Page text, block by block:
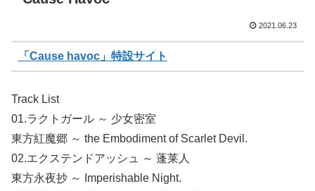
2021.06.23
「Cause havoc」特設サイト
Track List
01.ラクトガール ～ 少女密室
東方紅魔郷 ～ the Embodiment of Scarlet Devil.
02.エクステンドアッシュ ～ 蓬莱人
東方永夜抄 ～ Imperishable Night.